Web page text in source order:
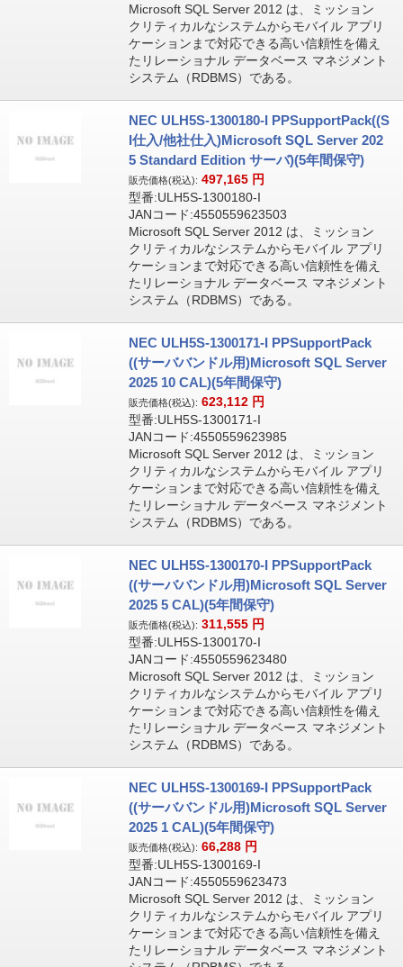
Microsoft SQL Server 2012 は、ミッション
クリティカルなシステムからモバイル アプリ
ケーションまで対応できる高い信頼性を備え
たリレーショナル データベース マネジメント
システム（RDBMS）である。
NEC ULH5S-1300180-I PPSupportPack((S
I仕入/他社仕入)Microsoft SQL Server 202
5 Standard Edition サーバ)(5年間保守)
販売価格(税込): 497,165 円
型番:ULH5S-1300180-I
JANコード:4550559623503
Microsoft SQL Server 2012 は、ミッション
クリティカルなシステムからモバイル アプリ
ケーションまで対応できる高い信頼性を備え
たリレーショナル データベース マネジメント
システム（RDBMS）である。
NEC ULH5S-1300171-I PPSupportPack
((サーババンドル用)Microsoft SQL Server
2025 10 CAL)(5年間保守)
販売価格(税込): 623,112 円
型番:ULH5S-1300171-I
JANコード:4550559623985
Microsoft SQL Server 2012 は、ミッション
クリティカルなシステムからモバイル アプリ
ケーションまで対応できる高い信頼性を備え
たリレーショナル データベース マネジメント
システム（RDBMS）である。
NEC ULH5S-1300170-I PPSupportPack
((サーババンドル用)Microsoft SQL Server
2025 5 CAL)(5年間保守)
販売価格(税込): 311,555 円
型番:ULH5S-1300170-I
JANコード:4550559623480
Microsoft SQL Server 2012 は、ミッション
クリティカルなシステムからモバイル アプリ
ケーションまで対応できる高い信頼性を備え
たリレーショナル データベース マネジメント
システム（RDBMS）である。
NEC ULH5S-1300169-I PPSupportPack
((サーババンドル用)Microsoft SQL Server
2025 1 CAL)(5年間保守)
販売価格(税込): 66,288 円
型番:ULH5S-1300169-I
JANコード:4550559623473
Microsoft SQL Server 2012 は、ミッション
クリティカルなシステムからモバイル アプリ
ケーションまで対応できる高い信頼性を備え
たリレーショナル データベース マネジメント